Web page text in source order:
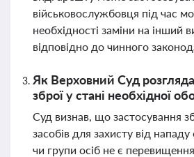
військовослужбовця під час
необхідності заміни на інший
відповідно до чинного
Як Верховний Суд
зброї у стані необхідної
Суд визнав, що застосування
засобів для захисту від
чи групи осіб не є